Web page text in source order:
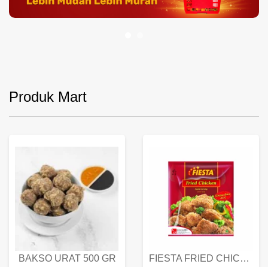
Produk Mart
BAKSO URAT 500 GR FIESTA FRIED CHICKEN 500 GR